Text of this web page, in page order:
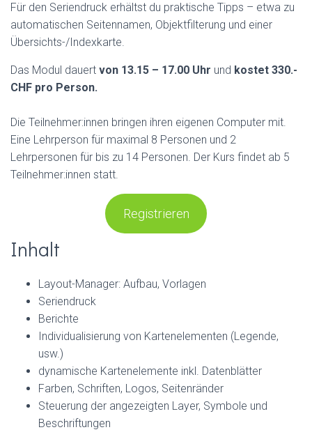
Für den Seriendruck erhältst du praktische Tipps – etwa zu
automatischen Seitennamen, Objektfilterung und einer
Übersichts-/Indexkarte.
Das Modul dauert von 13.15 – 17.00 Uhr und kostet 330.-
CHF pro Person.
Die Teilnehmer:innen bringen ihren eigenen Computer mit.
Eine Lehrperson für maximal 8 Personen und 2
Lehrpersonen für bis zu 14 Personen. Der Kurs findet ab 5
Teilnehmer:innen statt.
Registrieren
Inhalt
Layout-Manager: Aufbau, Vorlagen
Seriendruck
Berichte
Individualisierung von Kartenelementen (Legende,
usw.)
dynamische Kartenelemente inkl. Datenblätter
Farben, Schriften, Logos, Seitenränder
Steuerung der angezeigten Layer, Symbole und
Beschriftungen